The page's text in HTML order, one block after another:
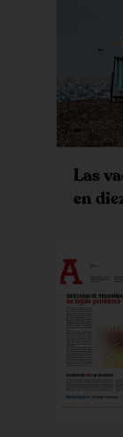
Las
en